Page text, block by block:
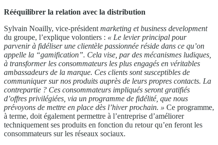
Rééquilibrer la relation avec la distribution
Sylvain Noailly, vice-président marketing et business development
du groupe, l’explique volontiers : « Le levier principal pour
parvenir à fidéliser une clientèle passionnée réside dans ce qu’on
appelle la “gamification”. Cela vise, par des mécanismes ludiques,
à transformer les consommateurs les plus engagés en véritables
ambassadeurs de la marque. Ces clients sont susceptibles de
communiquer sur nos produits auprès de leurs propres contacts. La
contrepartie ? Ces consommateurs impliqués seront gratifiés
d’offres privilégiées, via un programme de fidélité, que nous
prévoyons de mettre en place dès l’hiver prochain. » Ce programme,
à terme, doit également permettre à l’entreprise d’améliorer
techniquement ses produits en fonction du retour qu’en feront les
consommateurs sur les réseaux sociaux.